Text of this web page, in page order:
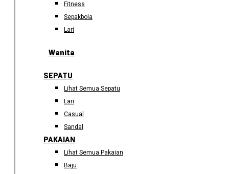
Fitness
Sepakbola
Lari
Wanita
SEPATU
Lihat Semua Sepatu
Lari
Casual
Sandal
PAKAIAN
Lihat Semua Pakaian
Baju